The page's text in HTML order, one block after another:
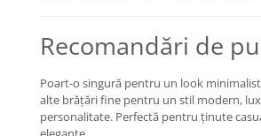
Recomandări de
Poart-o singură pentru un look
alte brățări fine pentru un stil modern,
personalitate. Perfectă pentru ținute